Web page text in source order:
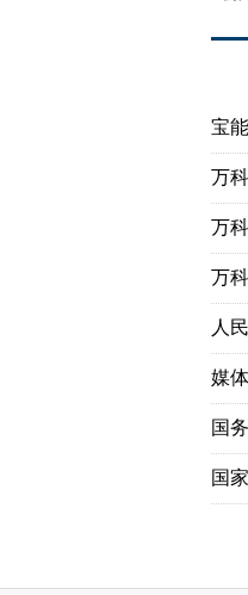
宝
万
万
万
人
媒
国
国